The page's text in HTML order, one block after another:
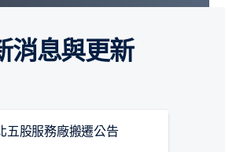
新消息與更新
五股服務廠搬遷公告